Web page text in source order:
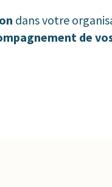
dans votre
de